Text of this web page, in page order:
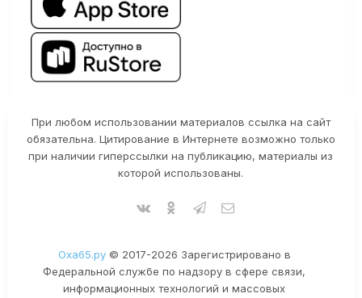
При любом использовании материалов ссылка на сайт
обязательна. Цитирование в Интернете возможно только
при наличии гиперссылки на публикацию, материалы из
которой использованы.
Оха65.ру© 2017-2026 Зарегистрировано в
Федеральной службе по надзору в сфере связи,
информационных технологий и массовых